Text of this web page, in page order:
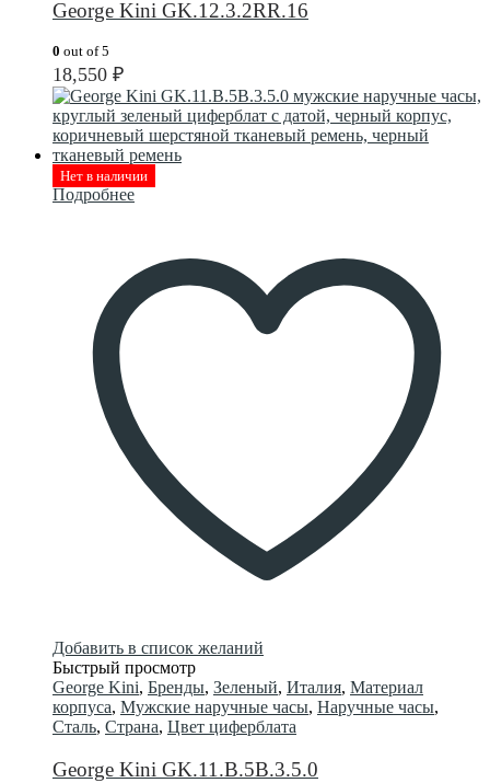
George Kini GK.12.3.2RR.16
0 out of 5
18,550 ₽
Нет в наличии
Подробнее
Добавить в список желаний
Быстрый просмотр
George Kini, Бренды, Зеленый, Италия, Материал
корпуса, Мужские наручные часы, Наручные часы,
Сталь, Страна, Цвет циферблата
George Kini GK.11.B.5B.3.5.0